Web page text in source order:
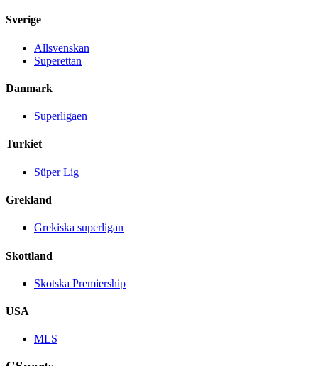
Sverige
Allsvenskan
Superettan
Danmark
Superligaen
Turkiet
Süper Lig
Grekland
Grekiska superligan
Skottland
Skotska Premiership
USA
MLS